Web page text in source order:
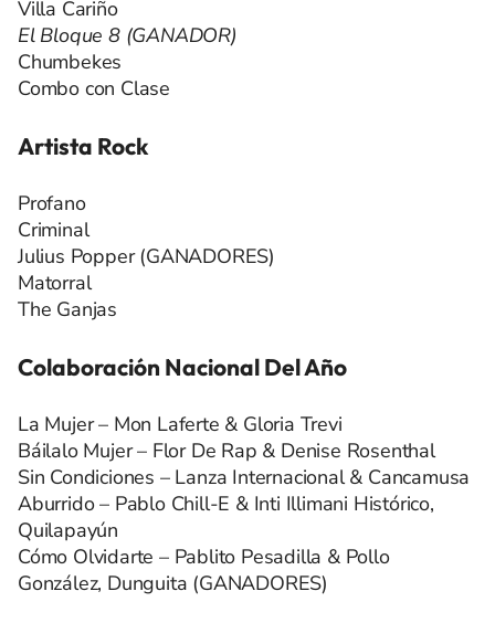
Villa Cariño
El Bloque 8 (GANADOR)
Chumbekes
Combo con Clase
Artista Rock
Profano
Criminal
Julius Popper (GANADORES)
Matorral
The Ganjas
Colaboración Nacional Del Año
La Mujer – Mon Laferte & Gloria Trevi
Báilalo Mujer – Flor De Rap & Denise Rosenthal
Sin Condiciones – Lanza Internacional & Cancamusa
Aburrido – Pablo Chill-E & Inti Illimani Histórico,
Quilapayún
Cómo Olvidarte – Pablito Pesadilla & Pollo
González, Dunguita (GANADORES)